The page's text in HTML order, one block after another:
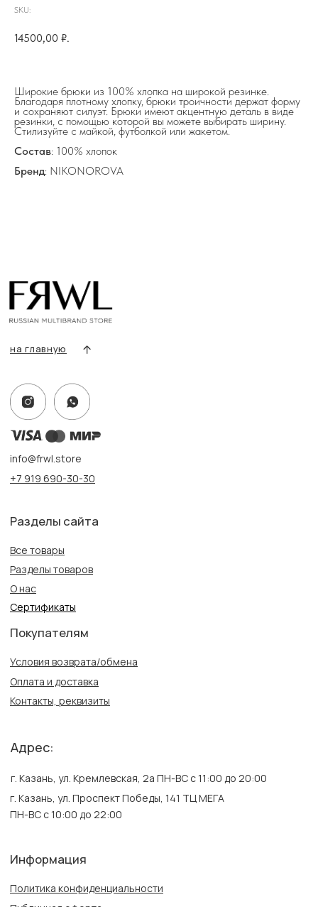
SKU:
14500,00 ₽.
Широкие брюки из 100% хлопка на широкой резинке.
Благодаря плотному хлопку, брюки троичности держат форму
и сохраняют силуэт. Брюки имеют акцентную деталь в виде
резинки, с помощью которой вы можете выбирать ширину.
Стилизуйте с майкой, футболкой или жакетом.
Состав: 100% хлопок
Бренд: NIKONOROVA
Разделы сайта
Оплата и доставка
Контакты, реквизиты
Информация
Политика конфиденциальности
Публичная оферта
ПН-ВС с 10:00 до 22:00
info@frwl.store
+7 919 690-30-30